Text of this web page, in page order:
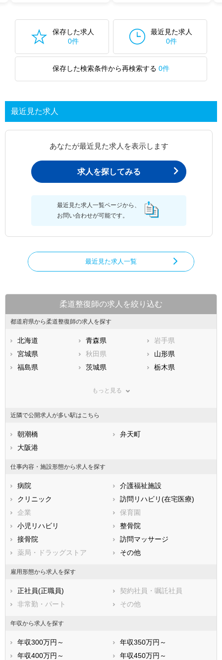
保存した求人
0件
最近見た求人
0件
保存した検索条件から再検索する 0件
最近見た求人
あなたが最近見た求人を表示します
求人を探してみる
最近見た求人一覧ページから、
お問い合わせが可能です。
最近見た求人一覧
柔道整復師の求人を絞り込む
都道府県から柔道整復師の求人を探す
北海道 青森県
岩手県
宮城県
秋田県
山形県
福島県
茨城県
栃木県
神奈川県
石川県
福井県
静岡県
滋賀県
広島県
徳島県
香川県
高知県
福岡県
熊本県
鹿児島県
もっと見る
近隣で公開求人が多い駅はこちら
朝潮橋
弁天町
大阪港
仕事内容・施設形態から求人を探す
病院
介護福祉施設
クリニック
訪問リハビリ(在宅医療)
企業
保育園
小児リハビリ
整骨院
接骨院
訪問マッサージ
薬局・ドラッグストア
その他
雇用形態から求人を探す
正社員(正職員)
契約社員・嘱託社員
非常勤・パート
その他
年収から求人を探す
年収300万円～
年収350万円～
年収400万円～
年収450万円～